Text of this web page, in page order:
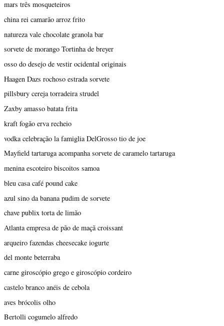
mars três mosqueteiros
china rei camarão arroz frito
natureza vale chocolate granola bar
sorvete de morango Tortinha de breyer
osso do desejo de vestir ocidental originais
Haagen Dazs rochoso estrada sorvete
pillsbury cereja torradeira strudel
Zaxby amasso batata frita
kraft fogão erva recheio
vodka celebração la famiglia DelGrosso tio de joe
Mayfield tartaruga acompanha sorvete de caramelo tartaruga
menina escoteiro biscoitos samoa
bleu casa café pound cake
azul sino da banana pudim de sorvete
chave publix torta de limão
Atlanta empresa de pão de maçã croissant
arqueiro fazendas cheesecake iogurte
del monte beterraba
carne giroscópio grego e giroscópio cordeiro
castelo branco anéis de cebola
aves brócolis olho
Bertolli cogumelo alfredo